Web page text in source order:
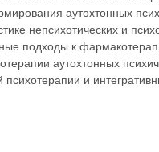
аутохтонных
непсихотических и
подходы к
аутохтонных
психотерапии и